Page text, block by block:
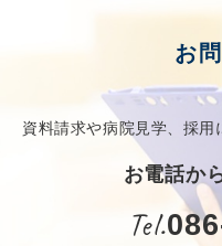
お
資料請求や病院見学、採用
お電話か
Tel.